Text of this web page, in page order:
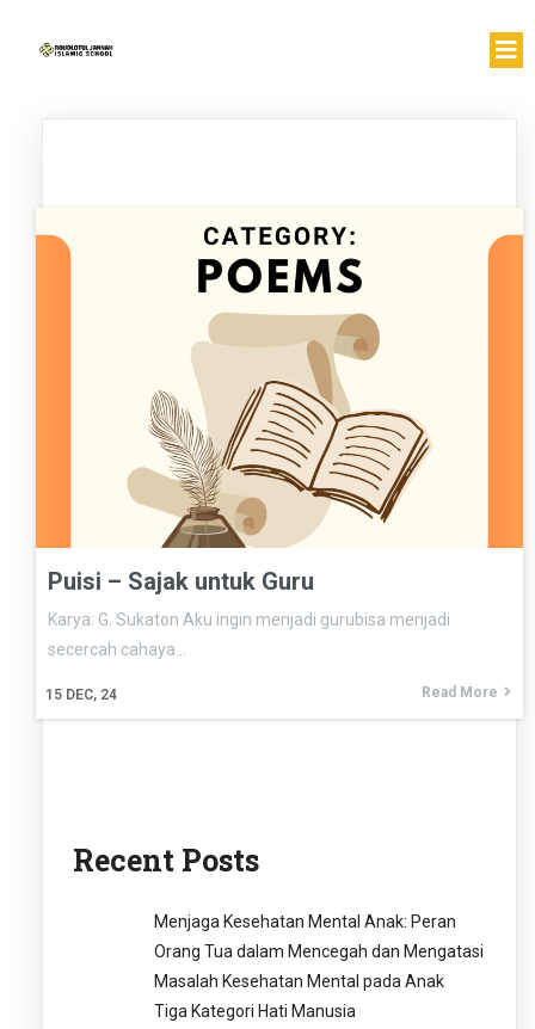
Puisi – Sajak untuk Guru
15 DEC, 24
Karya: G. Sukaton Aku ingin menjadi gurubisa menjadi
secercah cahaya…
Read More
Recent Posts
Menjaga Kesehatan Mental Anak: Peran
Orang Tua dalam Mencegah dan Mengatasi
Masalah Kesehatan Mental pada Anak
Tiga Kategori Hati Manusia